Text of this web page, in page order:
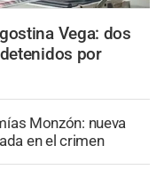
Vega: dos
por
Monzón: nueva
en el crimen